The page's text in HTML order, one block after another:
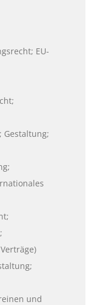
EU-
Gestaltung;
und